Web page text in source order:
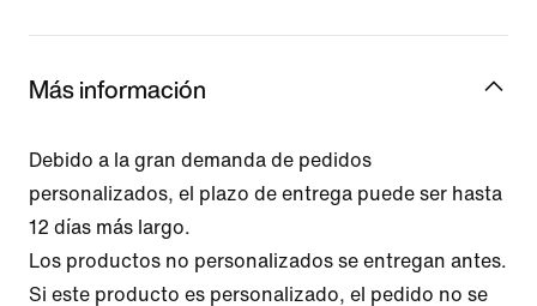
Más información
Debido a la gran demanda de pedidos
personalizados, el plazo de entrega puede ser hasta
12 días más largo.
Los productos no personalizados se entregan antes.
Si este producto es personalizado, el pedido no se